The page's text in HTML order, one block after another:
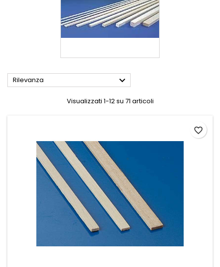
Rilevanza 
Visualizzati 1-12 su 71 articoli
favorite_border